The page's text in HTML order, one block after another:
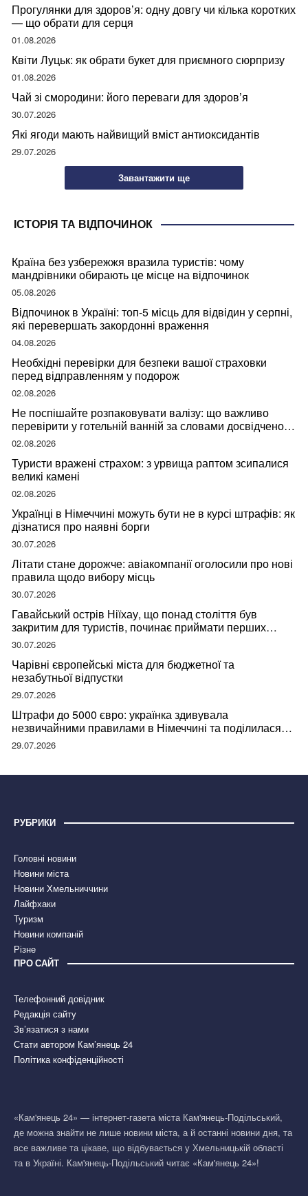
Прогулянки для здоров’я: одну довгу чи кілька коротких
— що обрати для серця
01.08.2026
Квіти Луцьк: як обрати букет для приємного сюрпризу
01.08.2026
Чай зі смородини: його переваги для здоров’я
30.07.2026
Які ягоди мають найвищий вміст антиоксидантів
29.07.2026
Завантажити ще
ІСТОРІЯ ТА ВІДПОЧИНОК
Країна без узбережжя вразила туристів: чому
мандрівники обирають це місце на відпочинок
05.08.2026
Відпочинок в Україні: топ-5 місць для відвідин у серпні,
які перевершать закордонні враження
04.08.2026
Необхідні перевірки для безпеки вашої страховки
перед відправленням у подорож
02.08.2026
Не поспішайте розпаковувати валізу: що важливо
перевірити у готельній ванній за словами досвідченої
мандрівниці
02.08.2026
Туристи вражені страхом: з урвища раптом зсипалися
великі камені
02.08.2026
Українці в Німеччині можуть бути не в курсі штрафів: як
дізнатися про наявні борги
30.07.2026
Літати стане дорожче: авіакомпанії оголосили про нові
правила щодо вибору місць
30.07.2026
Гавайський острів Ніїхау, що понад століття був
закритим для туристів, починає приймати перших
відвідувачів
30.07.2026
Чарівні європейські міста для бюджетної та
незабутньої відпустки
29.07.2026
Штрафи до 5000 євро: українка здивувала
незвичайними правилами в Німеччині та поділилася
правдою
29.07.2026
РУБРИКИ
Головні новини
Новини міста
Новини Хмельниччини
Лайфхаки
Туризм
Новини компаній
Різне
ПРО САЙТ
Телефонний довідник
Редакція сайту
Зв’язатися з нами
Стати автором Кам’янець 24
Політика конфіденційності
«Кам'янець 24» — інтернет-газета міста Кам'янець-Подільський,
де можна знайти не лише новини міста, а й останні новини дня, та
все важливе та цікаве, що відбувається у Хмельницькій області
та в Україні. Кам'янець-Подільський читає «Кам'янець 24»!